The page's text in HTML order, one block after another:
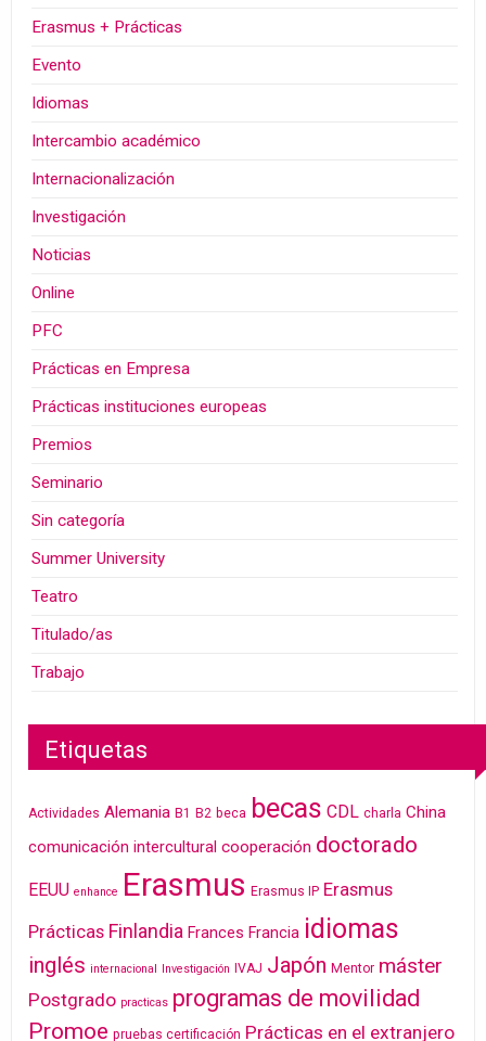
Erasmus + Prácticas
Evento
Idiomas
Intercambio académico
Internacionalización
Investigación
Noticias
Online
PFC
Prácticas en Empresa
Prácticas instituciones europeas
Premios
Seminario
Sin categoría
Summer University
Teatro
Titulado/as
Trabajo
Etiquetas
Actividades Alemania B1 B2 beca becas CDL charla China
comunicación intercultural cooperación doctorado
EEUU enhance Erasmus Erasmus IP Erasmus
Prácticas Finlandia Frances Francia idiomas
inglés internacional Investigación IVAJ Japón Mentor máster
Postgrado practicas programas de movilidad
Promoe pruebas certificación Prácticas en el extranjero